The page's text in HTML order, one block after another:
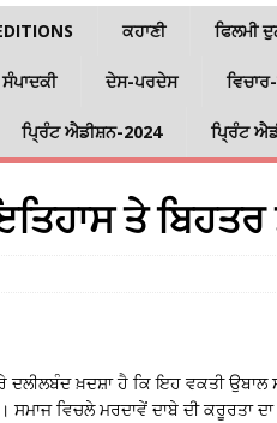
ਕਹਾਣੀ ਫਿਲਮੀ
ਸੰਪਾਦਕੀ ਦੇਸ-ਪਰਦੇਸ
ਪ੍ਰਿੰਟ ਐਡੀਸ਼ਨ-2024 ਪ੍ਰਿੰਟ
ਤੇ
ਖ਼ਦਸ਼ਾ ਹੈ ਕਿ ਇਹ ਵਕਤੀ ਉਬਾਲ
ਵਿਚਲੇ ਮਰਦਾਵੇਂ ਦਾਬੇ ਦੀ ਕਰੂਰਤਾ